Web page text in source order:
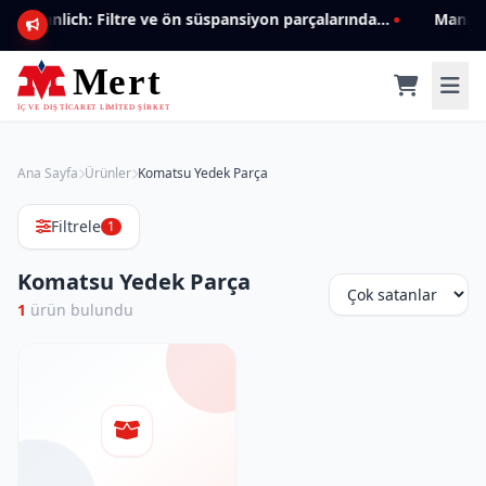
Mannlich: Filtre ve ön süspansiyon parçalarında genişleyen ürün yelpazesiyle kalite ve güven.
Ana Sayfa Ürünler Komatsu Yedek Parça
Filtrele 1
Komatsu Yedek Parça
1 ürün bulundu